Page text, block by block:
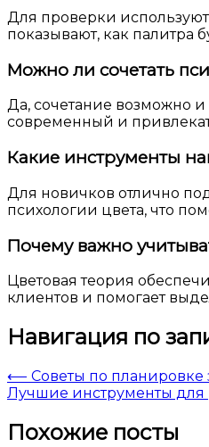
Для проверки
показывают, как палитра
Можно ли сочетать
Да, сочетание возможно
современный и
Какие инструменты
Для новичков отлично
психологии цвета, что
Почему важно
Цветовая теория
клиентов и помогает
Навигация по
⟵ Советы по планировке
Лучшие инструменты для
Похожие посты